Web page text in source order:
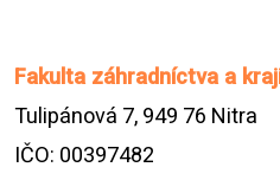
Fakulta záhradníctva a
Tulipánová 7, 949 76 Nitra
IČO: 00397482